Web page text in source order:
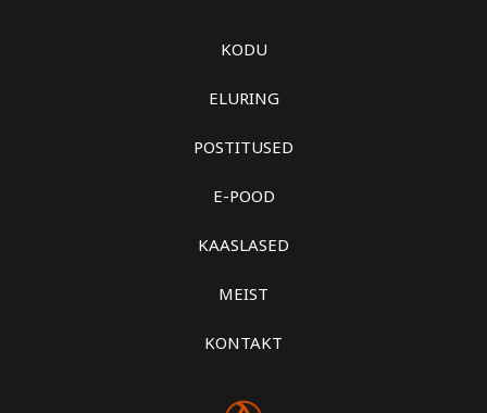
KODU
ELURING
POSTITUSED
E-POOD
KAASLASED
MEIST
KONTAKT